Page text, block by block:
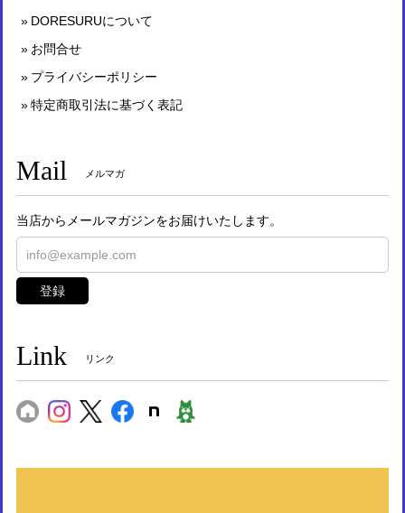
DORESURUについて
お問合せ
プライバシーポリシー
特定商取引法に基づく表記
Mail メルマガ
当店からメールマガジンをお届けいたします。
登録
Link リンク